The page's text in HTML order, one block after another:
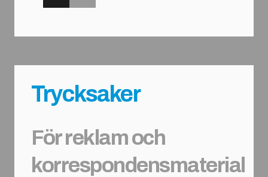
Trycksaker
För reklam och
korrespondensmaterial